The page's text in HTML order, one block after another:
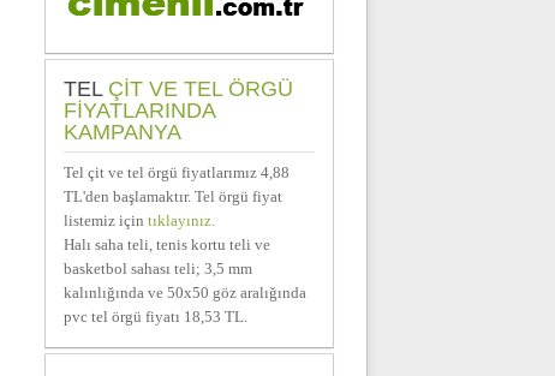
TELÇIT VE TEL ÖRGÜ
FIYATLARINDA
KAMPANYA
Tel çit ve tel örgü fiyatlarımız 4,88
TL'den başlamaktır. Tel örgü fiyat
listemiz için tıklayınız.
Halı saha teli, tenis kortu teli ve
basketbol sahası teli; 3,5 mm
kalınlığında ve 50x50 göz aralığında
pvc tel örgü fiyatı 18,53 TL.